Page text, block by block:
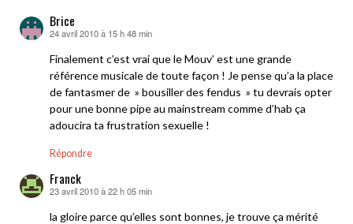
Brice
dit :
24 avril 2010 à 15 h 48 min
Finalement c’est vrai que le Mouv’ est une grande
référence musicale de toute façon ! Je pense qu’a la place
de fantasmer de » bousiller des fendus » tu devrais opter
pour une bonne pipe au mainstream comme d’hab ça
adoucira ta frustration sexuelle !
Répondre
Franck
dit :
23 avril 2010 à 22 h 05 min
la gloire parce qu’elles sont bonnes, je trouve ça mérité